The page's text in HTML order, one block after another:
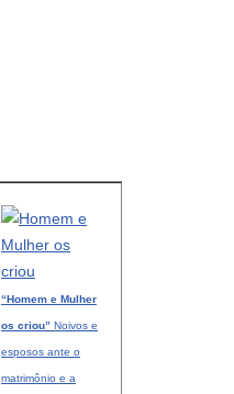
“Homem e Mulher
os criou” Noivos e
esposos ante o
matrimônio e a